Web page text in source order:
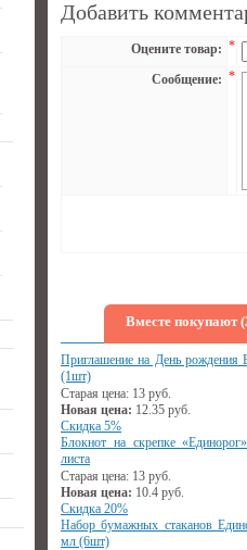
Добавить
Оцените товар: *
Сообщение: *
Вместе покупают
Приглашение на День рождения
(1шт)
Старая цена: 13 руб.
Новая цена: 12.35 руб.
Скидка 5%
Блокнот на скрепке
листа
Старая цена: 13 руб.
Новая цена: 10.4 руб.
Скидка 20%
Набор бумажных стаканов
мл (6шт)